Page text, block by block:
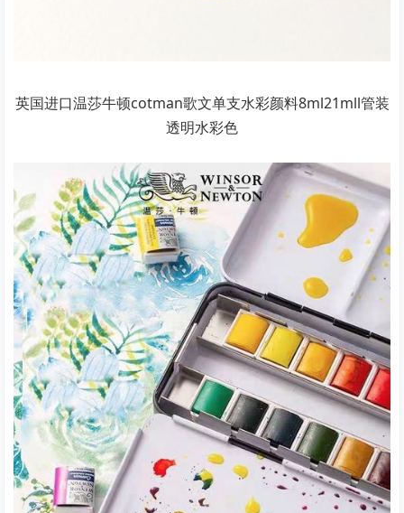
英国进口温莎牛顿cotman歌文单支水彩颜料8ml21mll管装
透明水彩色